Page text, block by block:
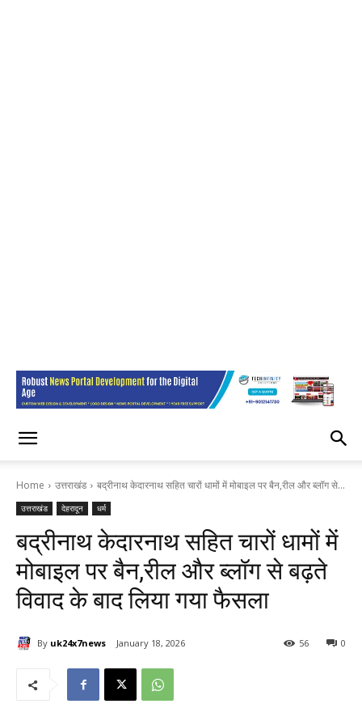
Home उत्तराखंड बद्रीनाथ केदारनाथ सहित चारों धामों में मोबाइल पर बैन,रील और ब्लॉग से...
उत्तराखंड देहरादून धर्म
बद्रीनाथ केदारनाथ सहित चारों धामों में
मोबाइल पर बैन,रील और ब्लॉग से बढ़ते
विवाद के बाद लिया गया फैसला
By uk24x7news January 18, 2026 0
56